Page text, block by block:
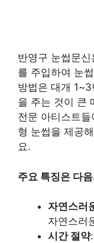
반영구 눈썹문
를 주입하여 눈
방법은 대개
을 주는 것이 큰
전문 아티스트
형 눈썹을 제공
요.
주요 특징은 다
자연스러
자연스러
시간 절약